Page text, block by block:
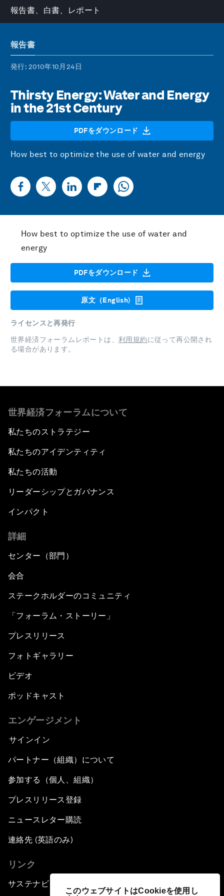
このウェブサイトはCookieを使用し
報告書、白書、レポート
報告書
発行: 2010年10月24日
Thirsty Energy: Water and Energy
in the 21st Century
PDFをダウンロード
How best to optimize the use of water and energy
How best to optimize the use of water and
energy
PDFをダウンロード
原文（English)
ライセンスと再発行
世界経済フォーラムレポートは、 利用規約に従って再公開され
る場合があります。
世界経済フォーラムについて
私たちのストラテジー
私たちのアイデンティティ
私たちの活動
リーダーシップとガバナンス
インパクト
詳細
センター（部門）
会合
ステークホルダーのコミュニティ
「フォーラム・ストーリー」
プレスリリース
フォトギャラリー
ビデオ
ポッドキャスト
エンゲージメント
サインイン
パートナー（組織）について
参加する（個人、組織）
プレスリリース登録
ニュースレター購読
連絡先 (英語のみ)
リンク
サステナビリティへの取り組み